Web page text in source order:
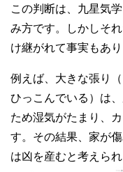
この判断は、九星気
み方です。しかしそ
け継がれて事実もあり
例えば、大きな張り
ひっこんでいる）は
ため湿気がたまり、
す。その結果、家が
は凶を産むと考えられ